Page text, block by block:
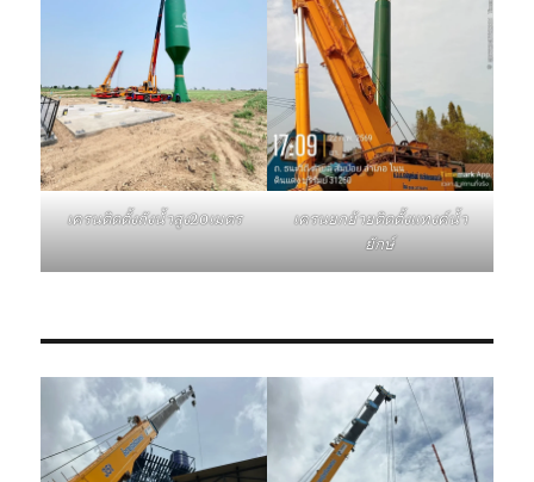
เครนติดตั้งถังน้ำสูง20เมตร
เครนยกย้ายติดตั้งแทงค์น้ำ
ยักษ์